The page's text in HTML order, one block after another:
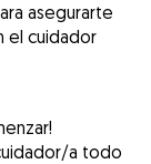
asegurarte
el cuidador
a todo